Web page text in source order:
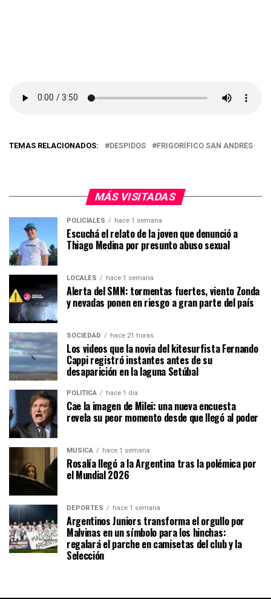
TEMAS RELACIONADOS: DESPIDOS FRIGORÍFICO SAN ANDRES
MÁS VISITADAS
POLICIALES hace 1 semana
Escuchá el relato de la joven que denunció a
Thiago Medina por presunto abuso sexual
LOCALES hace 1 semana
Alerta del SMN: tormentas fuertes, viento Zonda
y nevadas ponen en riesgo a gran parte del país
SOCIEDAD hace 21 horas
Los videos que la novia del kitesurfista Fernando
Cappi registró instantes antes de su
desaparición en la laguna Setúbal
POLÍTICA hace 1 día
Cae la imagen de Milei: una nueva encuesta
revela su peor momento desde que llegó al poder
MÚSICA hace 1 semana
Rosalía llegó a la Argentina tras la polémica por
el Mundial 2026
DEPORTES hace 1 semana
Argentinos Juniors transforma el orgullo por
Malvinas en un símbolo para los hinchas:
regalará el parche en camisetas del club y la
Selección